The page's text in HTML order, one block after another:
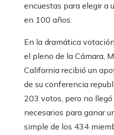
encuestas para elegir a
en 100 años.
En la dramática
el pleno de la Cámara,
California recibió un
de su conferencia
203 votos, pero no
necesarios para ganar
simple de los 434